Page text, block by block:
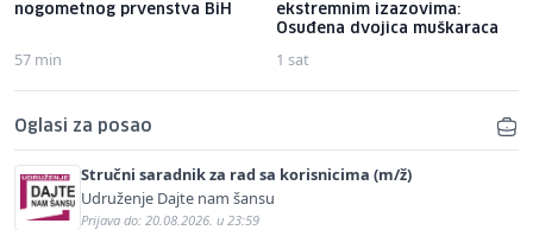
nogometnog prvenstva BiH
57 min
ekstremnim izazovima:
Osuđena dvojica muškaraca
1 sat
Oglasi za posao
Stručni saradnik za rad sa korisnicima (m/ž)
Udruženje Dajte nam šansu
Prijava do: 20.08.2026. u 23:59